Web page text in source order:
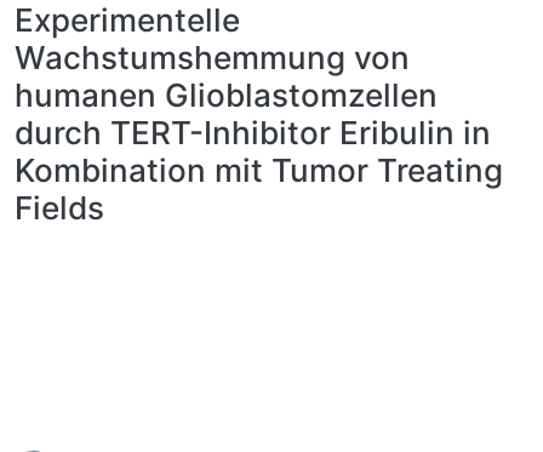
Experimentelle
Wachstumshemmung von
humanen Glioblastomzellen
durch TERT-Inhibitor Eribulin in
Kombination mit Tumor Treating
Fields